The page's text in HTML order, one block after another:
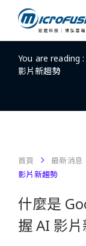
You are reading :
影片新趨勢
首頁 最新消息
影片新趨勢
什麼是
握 AI 影